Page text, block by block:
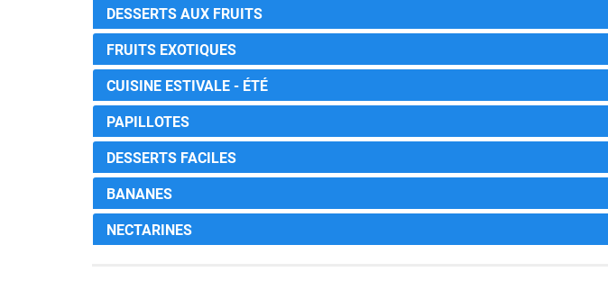
DESSERTS AUX FRUITS
FRUITS EXOTIQUES
CUISINE ESTIVALE - ÉTÉ
PAPILLOTES
DESSERTS FACILES
BANANES
NECTARINES